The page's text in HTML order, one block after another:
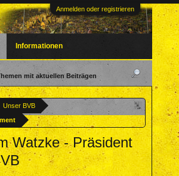
Anmelden oder registrieren
Unser BVB
Watzke - Präsident
mit aktuellen Beiträgen
Informationen